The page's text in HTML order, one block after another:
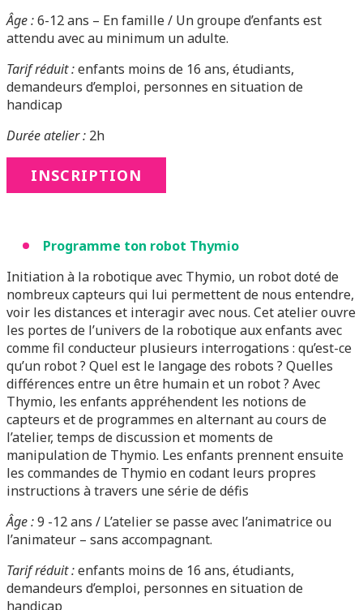
Âge :6-12 ans – En famille / Un groupe d’enfants est
attendu avec au minimum un adulte.
Tarif réduit :enfants moins de 16 ans, étudiants,
demandeurs d’emploi, personnes en situation de
handicap
Durée atelier : 2h
INSCRIPTION
Programme ton robot Thymio
Initiation à la robotique avec Thymio, un robot doté de
nombreux capteurs qui lui permettent de nous entendre,
voir les distances et interagir avec nous. Cet atelier ouvre
les portes de l’univers de la robotique aux enfants avec
comme fil conducteur plusieurs interrogations : qu’est-ce
qu’un robot ? Quel est le langage des robots ? Quelles
différences entre un être humain et un robot ? Avec
Thymio, les enfants appréhendent les notions de
capteurs et de programmes en alternant au cours de
l’atelier, temps de discussion et moments de
manipulation de Thymio. Les enfants prennent ensuite
les commandes de Thymio en codant leurs propres
instructions à travers une série de défis
Âge :9 -12 ans / L’atelier se passe avec l’animatrice ou
l’animateur – sans accompagnant.
Tarif réduit :enfants moins de 16 ans, étudiants,
demandeurs d’emploi, personnes en situation de
handicap